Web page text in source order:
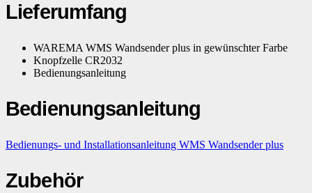
Lieferumfang
WAREMA WMS Wandsender plus in gewünschter Farbe
Knopfzelle CR2032
Bedienungsanleitung
Bedienungsanleitung
Bedienungs- und Installationsanleitung WMS Wandsender plus
Zubehör